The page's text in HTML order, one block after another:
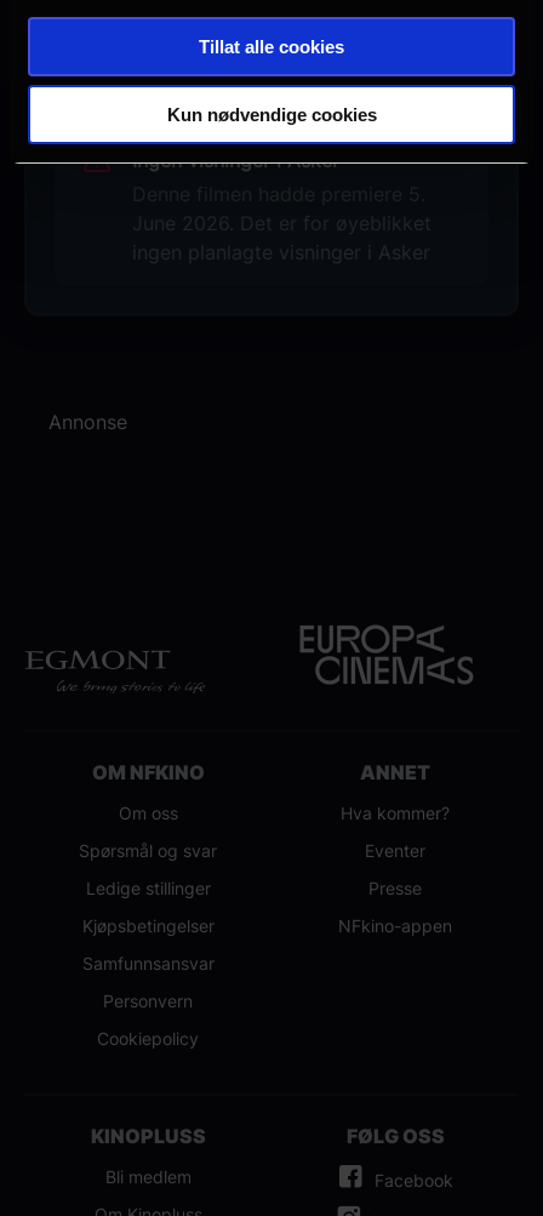
Tillat alle cookies
Kun nødvendige cookies
Ingen visninger i Asker
June 2026. Det er for øyeblikket
ingen planlagte visninger i Asker
Annonse
OM NFKINO
Om oss
Spørsmål og svar
Ledige stillinger
Kjøpsbetingelser
Samfunnsansvar
Personvern
Cookiepolicy
ANNET
Hva kommer?
Eventer
Presse
NFkino-appen
KINOPLUSS
Bli medlem
FØLG OSS
Facebook